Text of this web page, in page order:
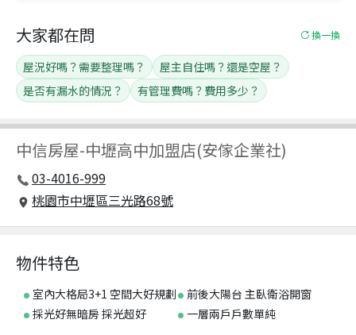
中信房屋-中壢高中加盟店(安傢企業社)
03-4016-999
桃園市中壢區三光路68號
大家都在問 換一換
屋況好嗎？需要整理嗎？
屋主自住嗎？還是空屋？
是否有漏水的情況？
有管理費嗎？費用多少？
物件特色
室內大格局3+1 空間大好規劃
前後大陽台 主臥衛浴開窗
採光好無暗房 採光超好
一層兩戶戶數單純